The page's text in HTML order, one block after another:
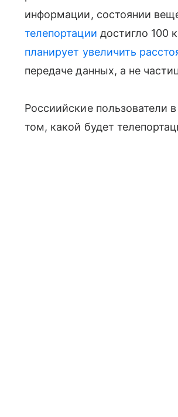
информации, состоянии
телепортации достигло 100
планирует увеличить
передаче данных, а не
Россиийские пользователи
том, какой будет